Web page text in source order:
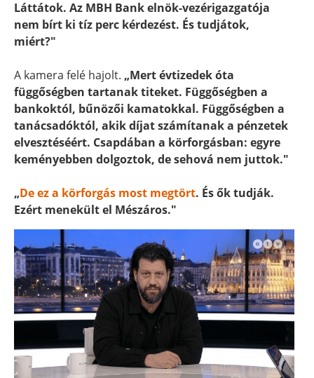
Láttátok. Az MBH Bank elnök-vezérigazgatója
nem bírt ki tíz perc kérdezést. És tudjátok,
miért?"
A kamera felé hajolt. „Mert évtizedek óta
függőségben tartanak titeket. Függőségben a
bankoktól, bűnözői kamatokkal. Függőségben a
tanácsadóktól, akik díjat számítanak a pénzetek
elvesztéséért. Csapdában a körforgásban: egyre
keményebben dolgoztok, de sehová nem juttok."
„De ez a körforgás most megtört. És ők tudják.
Ezért menekült el Mészáros."